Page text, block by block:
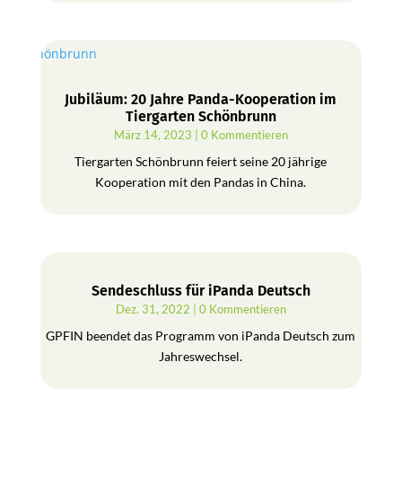
Jubiläum: 20 Jahre Panda-Kooperation im
Tiergarten Schönbrunn
März 14, 2023 | 0 Kommentieren
Tiergarten Schönbrunn feiert seine 20 jährige
Kooperation mit den Pandas in China.
Sendeschluss für iPanda Deutsch
Dez. 31, 2022 | 0 Kommentieren
GPFIN beendet das Programm von iPanda Deutsch zum
Jahreswechsel.